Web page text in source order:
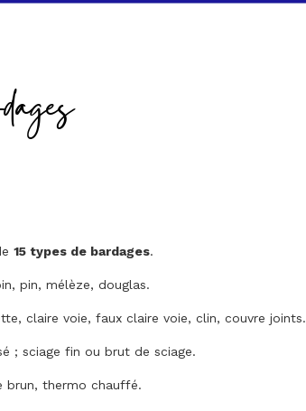
15 types de bardages.
pin, mélèze, douglas.
claire voie, faux claire voie, clin, couvre joints.
; sciage fin ou brut de sciage.
brun, thermo chauffé.